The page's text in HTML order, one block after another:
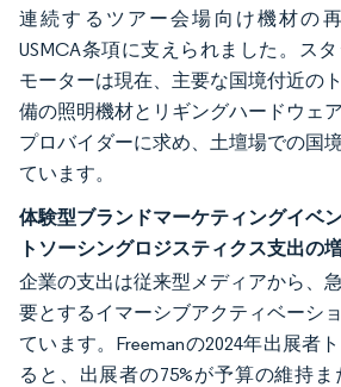
連続するツアー会場向け機材の
USMCA条項に支えられました。ス
モーターは現在、主要な国境付近の
備の照明機材とリギングハードウェ
プロバイダーに求め、土壇場での国
ています。
体験型ブランドマーケティングイベ
トソーシングロジスティクス支出の
企業の支出は従来型メディアから、
要とするイマーシブアクティベーシ
ています。Freemanの2024年出展者
ると、出展者の75%が予算の維持ま